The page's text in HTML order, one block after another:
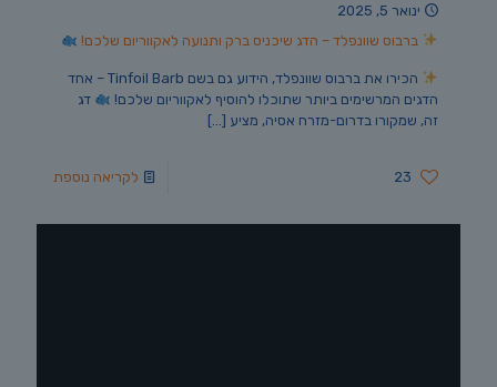
ינואר 5, 2025
ברבוס שוונפלד – הדג שיכניס ברק ותנועה לאקווריום שלכם!
הכירו את ברבוס שוונפלד, הידוע גם בשם Tinfoil Barb – אחד
הדגים המרשימים ביותר שתוכלו להוסיף לאקווריום שלכם!
דג
זה, שמקורו בדרום-מזרח אסיה, מציע […]
23 לקריאה נוספת